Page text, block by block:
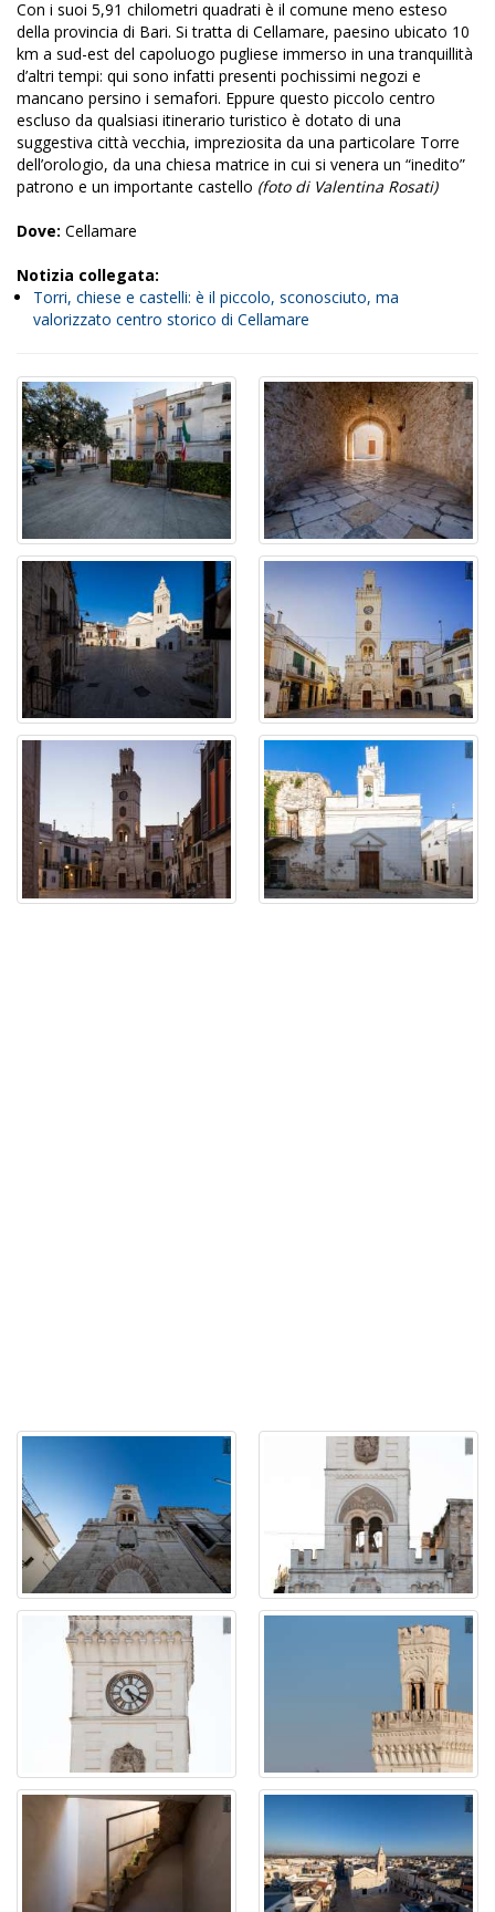
Con i suoi 5,91 chilometri quadrati è il comune meno esteso
della provincia di Bari. Si tratta di Cellamare, paesino ubicato 10
km a sud-est del capoluogo pugliese immerso in una tranquillità
d’altri tempi: qui sono infatti presenti pochissimi negozi e
mancano persino i semafori. Eppure questo piccolo centro
escluso da qualsiasi itinerario turistico è dotato di una
suggestiva città vecchia, impreziosita da una particolare Torre
dell’orologio, da una chiesa matrice in cui si venera un “inedito”
patrono e un importante castello (foto di Valentina Rosati)
Dove: Cellamare
Notizia collegata:
Torri, chiese e castelli: è il piccolo, sconosciuto, ma
valorizzato centro storico di Cellamare